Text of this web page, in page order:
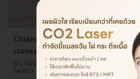
Chiang Mai ALIST Clinic (เชียงใหม่ เ
เวชกรรม) สาขาเมญ่า
55, 55/5 อาคารศูนย์การค้าเมญ่าเชียงใหม่ ชั้น 2
ไฮเวย์ ต. ช้างเผือก อ. เมืองเชียงใหม่ จ. เชียงใหม่